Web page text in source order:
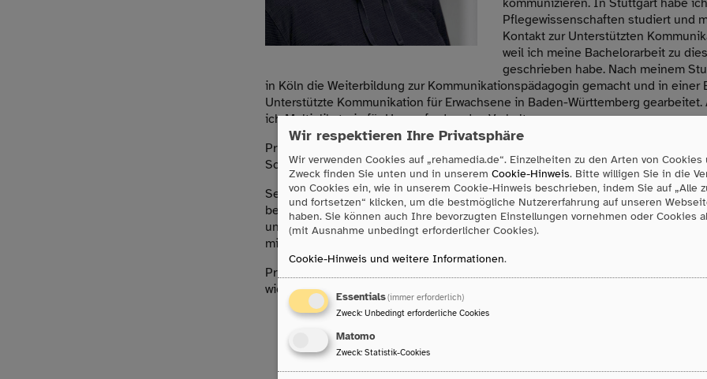
kommunizieren. In Stuttgart habe
Pflegewissenschaften studiert und
Kontakt zur Unterstützten
weil ich meine Bachelorarbeit zu
geschrieben habe. Nach meinem
in Köln die Weiterbildung zur Kommunikationspädagogin gemacht und in einer
Unterstützte Kommunikation für Erwachsene in Baden-Württemberg
ich Multiplikatorin für Herausforderndes Verhalten.
Privat habe ich mehrere Jahre mit einer Person zusammengelebt, welche
Schlaganfalls und einer Aphasie nicht mehr ausreichend verbal kommunizieren
Seit ich um die Möglichkeiten und Hilfsmittel der Unterstützten Kommunikation
begeistert es mich Wege zu finden, die es Menschen ermöglicht, mit ihrem
und Kommunikation zu treten, damit sie ihre Wünsche und Bedürfnisse
mitteilen können. Und genau dies ermöglicht mir meine Tätigkeit bei RehaMedia.
Privat bin ich gerne in der Natur unterwegs: in den Bergen und an Seen
wie am Meer. Ich höre gerne Musik und beschäftige mich mit Malerei (Acryl auf
Wir respektieren Ihre Privatsphäre
Wir verwenden Cookies auf „rehamedia.de“. Einzelheiten zu den Arten von Cookies
Zweck finden Sie unten und in unserem Cookie-Hinweis. Bitte willigen Sie in die
von Cookies ein, wie in unserem Cookie-Hinweis beschrieben, indem Sie auf „Alle
und fortsetzen“ klicken, um die bestmögliche Nutzererfahrung auf unseren
haben. Sie können auch Ihre bevorzugten Einstellungen vornehmen oder Cookies
(mit Ausnahme unbedingt erforderlicher Cookies).
Cookie-Hinweis und weitere Informationen.
Essentials(immer erforderlich)
Zweck: Unbedingt erforderliche Cookies
Matomo
Zweck: Statistik-Cookies